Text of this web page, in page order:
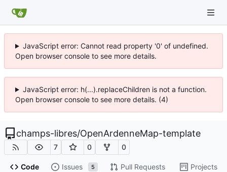
JavaScript error: Cannot read property '0' of undefined.
Open browser console to see more details.
JavaScript error: h(...).replaceChildren is not a function.
Open browser console to see more details. (4)
champs-libres/OpenArdenneMap-template
7 0 0
Code Issues 5 Pull Requests Projects